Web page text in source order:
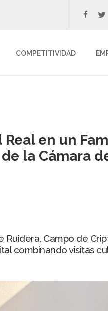
COMPETITIVIDAD
en un
la Cámara
Campo de
combinando visitas